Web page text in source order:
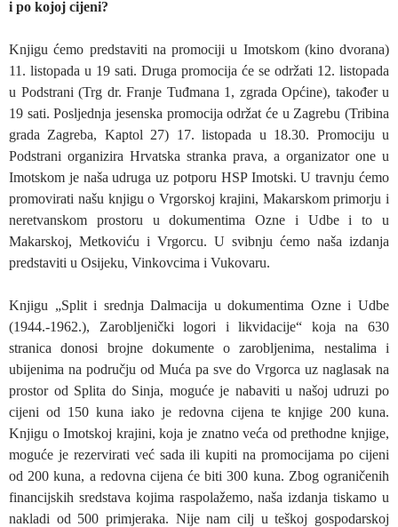
i po kojoj cijeni?
Knjigu ćemo predstaviti na promociji u Imotskom (kino dvorana)
11. listopada u 19 sati. Druga promocija će se održati 12. listopada
u Podstrani (Trg dr. Franje Tuđmana 1, zgrada Općine), također u
19 sati. Posljednja jesenska promocija održat će u Zagrebu (Tribina
grada Zagreba, Kaptol 27) 17. listopada u 18.30. Promociju u
Podstrani organizira Hrvatska stranka prava, a organizator one u
Imotskom je naša udruga uz potporu HSP Imotski. U travnju ćemo
promovirati našu knjigu o Vrgorskoj krajini, Makarskom primorju i
neretvanskom prostoru u dokumentima Ozne i Udbe i to u
Makarskoj, Metkoviću i Vrgorcu. U svibnju ćemo naša izdanja
predstaviti u Osijeku, Vinkovcima i Vukovaru.
Knjigu „Split i srednja Dalmacija u dokumentima Ozne i Udbe
(1944.-1962.), Zarobljenički logori i likvidacije“ koja na 630
stranica donosi brojne dokumente o zarobljenima, nestalima i
ubijenima na području od Muća pa sve do Vrgorca uz naglasak na
prostor od Splita do Sinja, moguće je nabaviti u našoj udruzi po
cijeni od 150 kuna iako je redovna cijena te knjige 200 kuna.
Knjigu o Imotskoj krajini, koja je znatno veća od prethodne knjige,
moguće je rezervirati već sada ili kupiti na promocijama po cijeni
od 200 kuna, a redovna cijena će biti 300 kuna. Zbog ograničenih
financijskih sredstava kojima raspolažemo, naša izdanja tiskamo u
nakladi od 500 primjeraka. Nije nam cilj u teškoj gospodarskoj